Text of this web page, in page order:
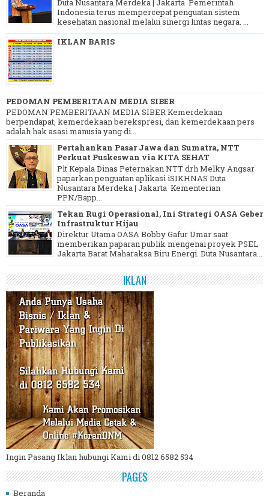
Duta Nusantara Merdeka | Jakarta Pemerintah
Indonesia terus mempercepat penguatan sistem
kesehatan nasional melalui sinergi lintas negara. ...
IKLAN BARIS
PEDOMAN PEMBERITAAN MEDIA SIBER
PEDOMAN PEMBERITAAN MEDIA SIBER Kemerdekaan
berpendapat, kemerdekaan berekspresi, dan kemerdekaan pers
adalah hak asasi manusia yang di...
Pertahankan Pasar Jawa dan Sumatra, NTT
Perkuat Puskeswan via KITA SEHAT
Plt Kepala Dinas Peternakan NTT drh Melky Angsar
paparkan penguatan aplikasi iSIKHNAS Duta
Nusantara Merdeka | Jakarta Kementerian
PPN/Bapp...
Tekan Rugi Operasional, Ini Strategi OASA Geber
Infrastruktur Hijau
Direktur Utama OASA Bobby Gafur Umar saat
memberikan paparan publik mengenai proyek PSEL
Jakarta Barat Maharaksa Biru Energi. Duta Nusantara...
IKLAN
Ingin Pasang Iklan hubungi Kami di 0812 6582 534
PAGES
Beranda